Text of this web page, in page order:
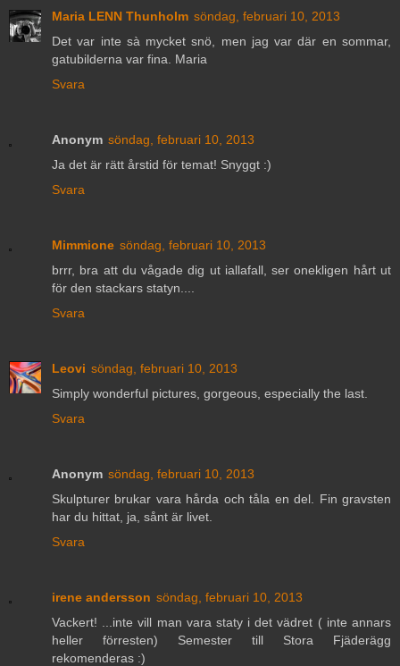
Maria LENN Thunholm söndag, februari 10, 2013
Det var inte sà mycket snö, men jag var där en sommar,
gatubilderna var fina. Maria
Svara
Anonym söndag, februari 10, 2013
Ja det är rätt årstid för temat! Snyggt :)
Svara
Mimmione söndag, februari 10, 2013
brrr, bra att du vågade dig ut iallafall, ser onekligen hårt ut
för den stackars statyn....
Svara
Leovi söndag, februari 10, 2013
Simply wonderful pictures, gorgeous, especially the last.
Svara
Anonym söndag, februari 10, 2013
Skulpturer brukar vara hårda och tåla en del. Fin gravsten
har du hittat, ja, sånt är livet.
Svara
irene andersson söndag, februari 10, 2013
Vackert! ...inte vill man vara staty i det vädret ( inte annars
heller förresten) Semester till Stora Fjäderägg
rekomenderas :)